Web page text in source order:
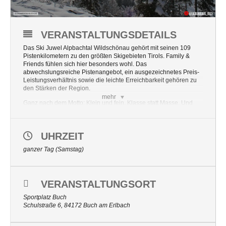
mehr
VERANSTALTUNGSDETAILS
Das Ski Juwel Alpbachtal Wildschönau gehört mit seinen 109
Pistenkilometern zu den größten Skigebieten Tirols. Family &
Friends fühlen sich hier besonders wohl. Das
abwechslungsreiche Pistenangebot, ein ausgezeichnetes Preis-
Leistungsverhältnis sowie die leichte Erreichbarkeit gehören zu
den Stärken der Region.
Ganz nach dem Motto: Klein und fein, Klasse statt Masse. Und
AchtungDie neue 8er-Gondelbahn von Auffach auf den
Schatzberg bietet noch mehr Komfort und viel Abwechslung für
unsere Teilnehmer an der ersten Tagesfahrt im Jahr.
UHRZEIT
ganzer Tag (Samstag)
VERANSTALTUNGSORT
Sportplatz Buch
Schulstraße 6, 84172 Buch am Erlbach